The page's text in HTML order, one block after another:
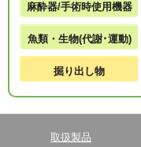
麻酔器/手術時使用機器
魚類・生物(代謝･運動)
掘り出し物
取扱製品